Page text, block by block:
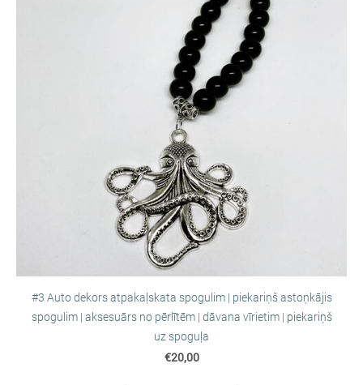
#3 Auto dekors atpakaļskata spogulim | piekariņš astoņkājis
spogulim | aksesuārs no pērlītēm | dāvana vīrietim | piekariņš
uz spoguļa
€20,00